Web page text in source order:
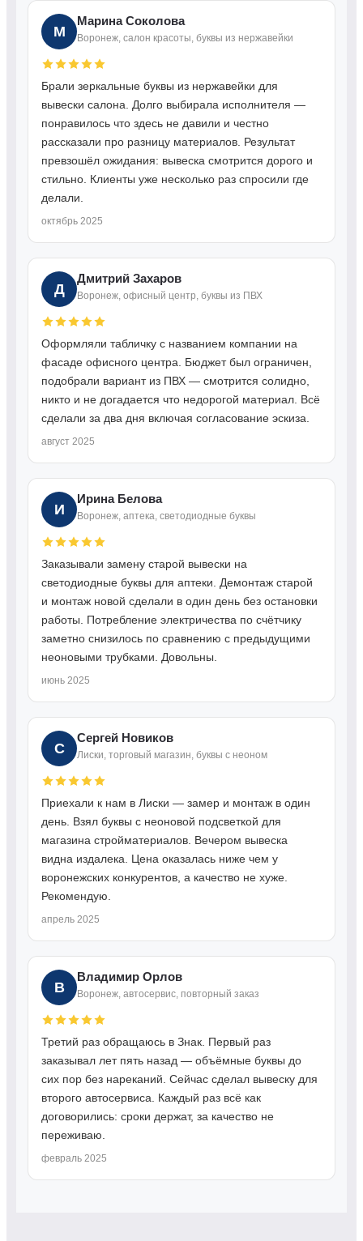
М
Марина Соколова
Воронеж, салон красоты, буквы из нержавейки
Брали зеркальные буквы из нержавейки для
вывески салона. Долго выбирала исполнителя —
понравилось что здесь не давили и честно
рассказали про разницу материалов. Результат
превзошёл ожидания: вывеска смотрится дорого и
стильно. Клиенты уже несколько раз спросили где
делали.
октябрь 2025
Д
Дмитрий Захаров
Воронеж, офисный центр, буквы из ПВХ
Оформляли табличку с названием компании на
фасаде офисного центра. Бюджет был ограничен,
подобрали вариант из ПВХ — смотрится солидно,
никто и не догадается что недорогой материал. Всё
сделали за два дня включая согласование эскиза.
август 2025
И
Ирина Белова
Воронеж, аптека, светодиодные буквы
Заказывали замену старой вывески на
светодиодные буквы для аптеки. Демонтаж старой
и монтаж новой сделали в один день без остановки
работы. Потребление электричества по счётчику
заметно снизилось по сравнению с предыдущими
неоновыми трубками. Довольны.
июнь 2025
С
Сергей Новиков
Лиски, торговый магазин, буквы с неоном
Приехали к нам в Лиски — замер и монтаж в один
день. Взял буквы с неоновой подсветкой для
магазина стройматериалов. Вечером вывеска
видна издалека. Цена оказалась ниже чем у
воронежских конкурентов, а качество не хуже.
Рекомендую.
апрель 2025
В
Владимир Орлов
Воронеж, автосервис, повторный заказ
Третий раз обращаюсь в Знак. Первый раз
заказывал лет пять назад — объёмные буквы до
сих пор без нареканий. Сейчас сделал вывеску для
второго автосервиса. Каждый раз всё как
договорились: сроки держат, за качество не
переживаю.
февраль 2025